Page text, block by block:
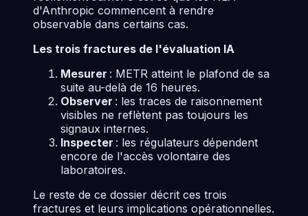
d'Anthropic commencent à rendre
observable dans certains cas.
Les trois fractures de l'évaluation IA
Mesurer : METR atteint le plafond de sa
suite au-delà de 16 heures.
Observer : les traces de raisonnement
visibles ne reflètent pas toujours les
signaux internes.
Inspecter : les régulateurs dépendent
encore de l'accès volontaire des
laboratoires.
Le reste de ce dossier décrit ces trois
fractures et leurs implications opérationnelles.